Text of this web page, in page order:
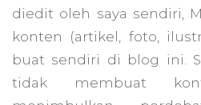
diedit oleh saya sendiri,
konten (artikel, foto,
buat sendiri di blog ini.
tidak membuat